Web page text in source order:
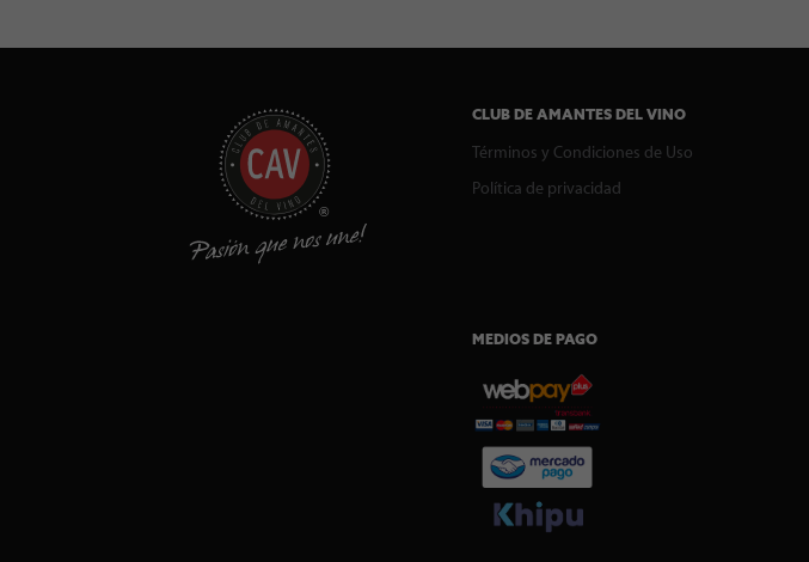
CLUB DE AMANTES DEL VINO
Términos y Condiciones de Uso
Política de privacidad
MEDIOS DE PAGO